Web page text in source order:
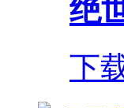
绝
下